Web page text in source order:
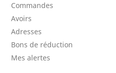
Commandes
Avoirs
Adresses
Bons de réduction
Mes alertes